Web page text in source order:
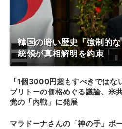
韓国の暗い歴史「強制的
統領が真相解明を約束
「1個3000円超もすべきではな
ブリトーの価格めぐる議論、米
党の「内戦」に発展
マラドーナさんの「神の手」ボ